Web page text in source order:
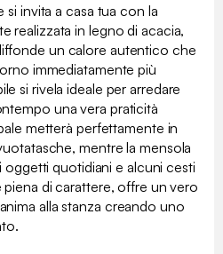
si invita a casa tua con la
realizzata in legno di acacia,
un calore autentico che
immediatamente più
si rivela ideale per arredare
una vera praticità
metterà perfettamente in
mentre la mensola
quotidiani e alcuni cesti
di carattere, offre un vero
alla stanza creando uno